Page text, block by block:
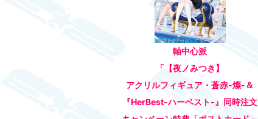
軸中心派
「【夜ノみつき】
アクリルフィギュア・蒼赤-燦-＆
『HerBest-ハーベスト-』同時注文